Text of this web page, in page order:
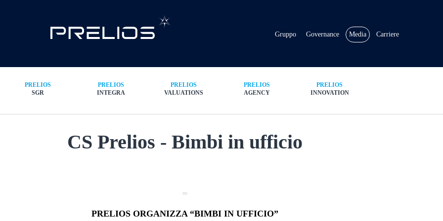
Gruppo Governance Media Carriere
PRELIOS
SGR
PRELIOS
INTEGRA
PRELIOS
VALUATIONS
PRELIOS
AGENCY
PRELIOS
INNOVATION
CS Prelios - Bimbi in ufficio
PRELIOS ORGANIZZA “BIMBI IN UFFICIO”